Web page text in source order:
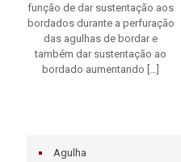
função de dar sustentação aos
bordados durante a perfuração
das agulhas de bordar e
também dar sustentação ao
bordado aumentando […]
Agulha